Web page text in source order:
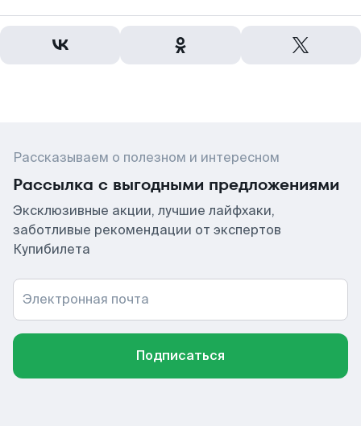
Рассказываем о полезном и интересном
Рассылка с выгодными предложениями
Эксклюзивные акции, лучшие лайфхаки,
заботливые рекомендации от экспертов
Купибилета
Электронная почта
Подписаться